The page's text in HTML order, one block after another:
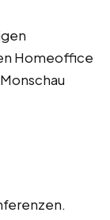
Homeoffice